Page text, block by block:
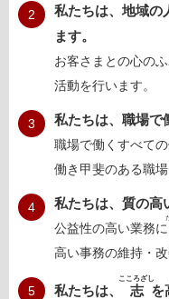
2
私たちは、地域の
ます。
お客さまとの心の
活動を行います。
3 私たちは、職場で
職場で働くすべて
働き甲斐のある職場
4 私たちは、質の高
公益性の高い業務に
高い事務の維持・改
5 私たちは、 志
こころざし
を